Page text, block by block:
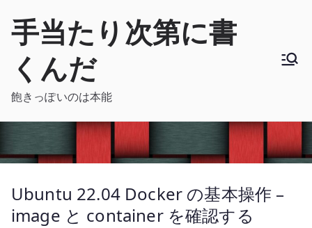
手当たり次第に書
くんだ
飽きっぽいのは本能
Ubuntu 22.04 Docker の基本操作 –
image と container を確認する